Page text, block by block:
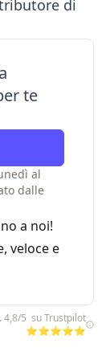
di
te
al
dalle
a noi!
veloce e
4,8/5 su Trustpilot
⭐⭐⭐⭐⭐